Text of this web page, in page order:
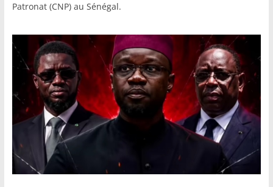
Patronat (CNP) au Sénégal.